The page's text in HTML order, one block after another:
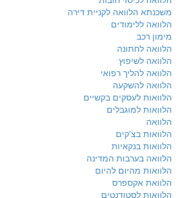
משכנתא הלוואה לקניית דירה
הלוואה ללימודים
מימון רכב
הלוואה לחתונה
הלוואה לשיפוץ
הלוואה להליך רפואי
הלוואה להשקעה
הלוואות לעסקים בקשיים
הלוואות למוגבלים
הלוואה
הלוואות בצ'קים
הלוואות בנקאיות
הלוואה בערבות המדינה
הלוואות מהיום להיום
הלוואת אקספרס
הלוואות לסטודנטים